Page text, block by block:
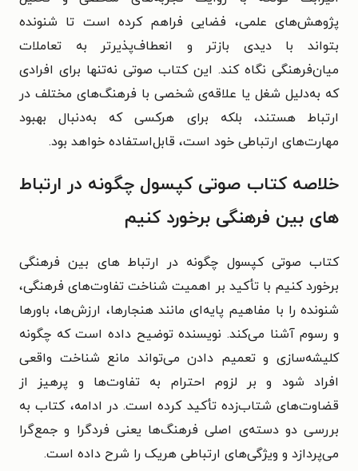
پژوهش‌های علمی، فضایی فراهم کرده است تا شنونده
بتواند با دیدی بازتر و انعطاف‌پذیرتر به تعاملات
میان‌فرهنگی نگاه کند. این کتاب صوتی نه‌تنها برای افرادی
که به‌دلیل شغل یا علاقه‌ی شخصی با فرهنگ‌های مختلف در
ارتباط‌ هستند، بلکه برای هرکسی که به‌دنبال بهبود
مهارت‌های ارتباطی خود است، قابل‌استفاده خواهد بود.
خلاصه کتاب صوتی کپسول چگونه در ارتباط‌
های بین‌ فرهنگی برخورد کنیم
کتاب صوتی کپسول چگونه در ارتباط‌ های بین‌ فرهنگی
برخورد کنیم با تأکید بر اهمیت شناخت تفاوت‌های فرهنگی،
شنونده را با مفاهیم پایه‌ای مانند هنجارها، ارزش‌ها، باورها
و رسوم آشنا می‌کند. نویسنده توضیح داده است که چگونه
کلیشه‌سازی و تعمیم دادن می‌تواند مانع شناخت واقعی
افراد شود و بر لزوم احترام به تفاوت‌ها و پرهیز از
قضاوت‌های شتاب‌زده تأکید کرده است. در ادامه، کتاب به
بررسی دو دسته‌ی اصلی فرهنگ‌ها یعنی فردگرا و جمع‌گرا
می‌پردازد و ویژگی‌های ارتباطی هریک را شرح داده است.